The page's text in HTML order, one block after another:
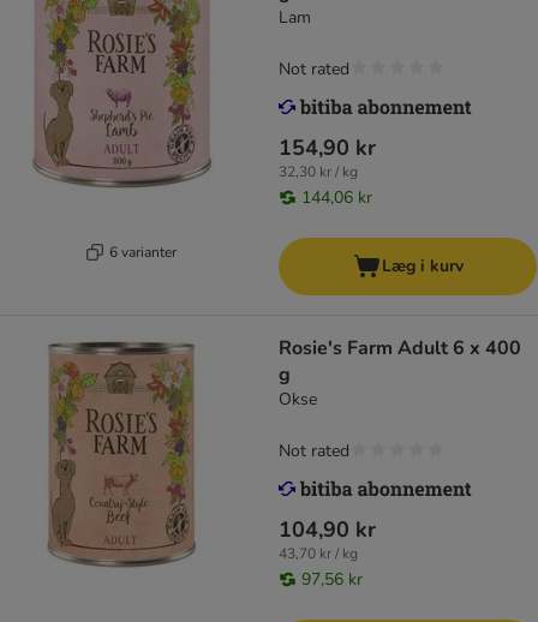
6 varianter
Lam
154,90 kr
32,30 kr / kg
144,06 kr
Not rated
Læg i kurv
Rosie's Farm Adult 6 x 400
g
Okse
104,90 kr
43,70 kr / kg
97,56 kr
Not rated